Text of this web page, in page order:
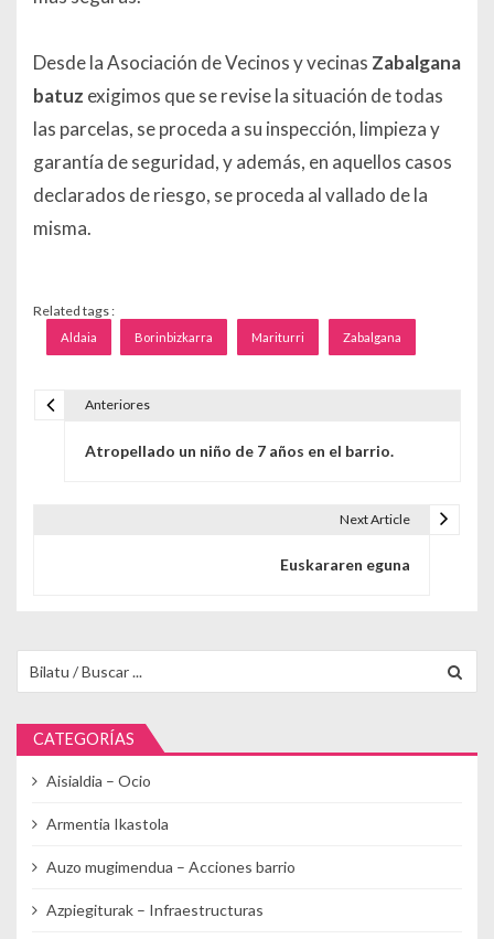
Desde la Asociación de Vecinos y vecinas Zabalgana
batuz exigimos que se revise la situación de todas
las parcelas, se proceda a su inspección, limpieza y
garantía de seguridad, y además, en aquellos casos
declarados de riesgo, se proceda al vallado de la
misma.
Related tags :
Aldaia Borinbizkarra Mariturri Zabalgana
Anteriores
Atropellado un niño de 7 años en el barrio.
Next Article
Euskararen eguna
CATEGORÍAS
Aisialdia – Ocio
Armentia Ikastola
Auzo mugimendua – Acciones barrio
Azpiegiturak – Infraestructuras